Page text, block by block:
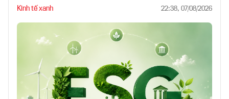
Kinh tế xanh 22:38, 07/08/2026